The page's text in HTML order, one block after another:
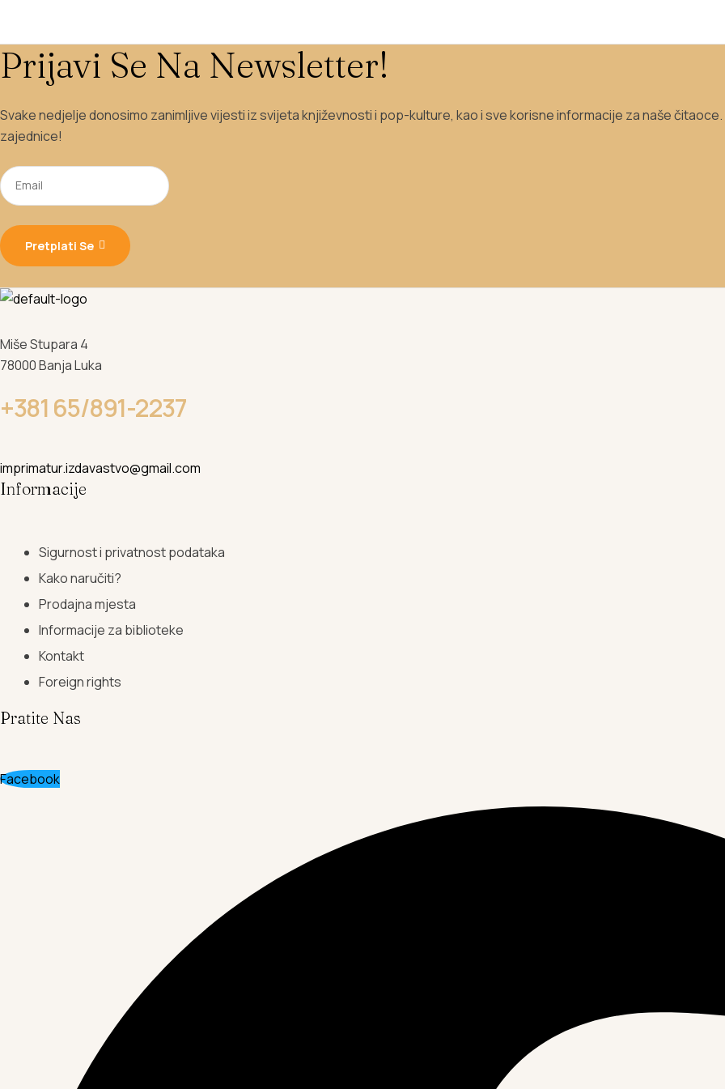
Prijavi Se Na Newsletter!
Svake nedjelje donosimo zanimljive vijesti iz svijeta književnosti i pop-kulture, kao i sve korisne informacije za naše
zajednice!
Pretplati Se
Miše Stupara 4
78000 Banja Luka
+381 65/891-2237
imprimatur.izdavastvo@gmail.com
Informacije
Sigurnost i privatnost podataka
Kako naručiti?
Prodajna mjesta
Informacije za biblioteke
Kontakt
Foreign rights
Pratite Nas
Facebook